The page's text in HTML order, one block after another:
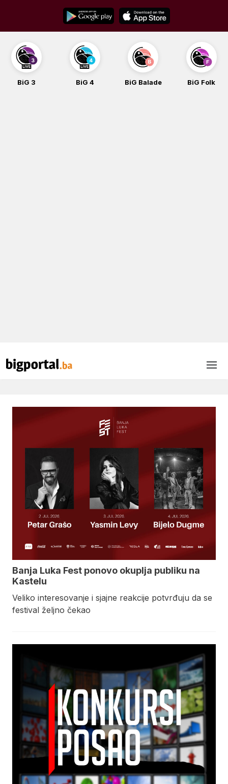
content
BiG 3 BiG 4 BiG Balade BiG Folk
Banja Luka Fest ponovo okuplja publiku na
Kastelu
Veliko interesovanje i sjajne reakcije potvrđuju da se
festival željno čekao